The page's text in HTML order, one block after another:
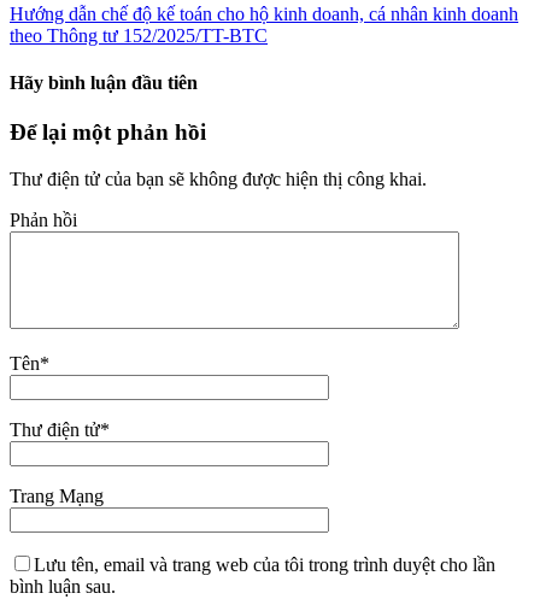
Hướng dẫn chế độ kế toán cho hộ kinh doanh, cá nhân kinh doanh
theo Thông tư 152/2025/TT-BTC
Hãy bình luận đầu tiên
Để lại một phản hồi
Thư điện tử của bạn sẽ không được hiện thị công khai.
Phản hồi
Tên*
Thư điện tử*
Trang Mạng
Lưu tên, email và trang web của tôi trong trình duyệt cho lần
bình luận sau.